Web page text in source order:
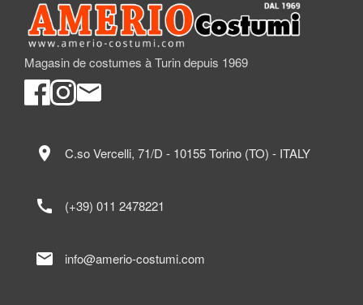
Magasin de costumes à Turin depuis 1969
location_on C.so Vercelli, 71/D - 10155 Torino (TO) - ITALY
call (+39) 011 2478221
mail info@amerio-costumi.com